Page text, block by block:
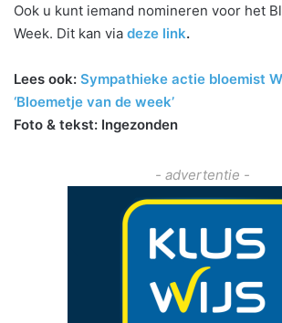
Ook u kunt iemand nomineren voor het
Week. Dit kan via deze link.
Lees ook: Sympathieke actie bloemist
‘Bloemetje van de week’
Foto & tekst: Ingezonden
- advertentie -